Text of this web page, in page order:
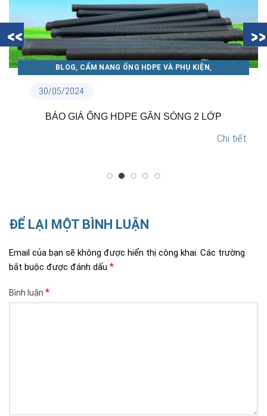
30/05/2024
BLOG, CẨM NANG ỐNG HDPE VÀ PHỤ KIỆN,
BÁO GIÁ ỐNG HDPE GÂN SÓNG 2 LỚP
Chi tiết
ĐỂ LẠI MỘT BÌNH LUẬN
Email của bạn sẽ không được hiển thị công khai. Các trường
bắt buộc được đánh dấu *
Bình luận *